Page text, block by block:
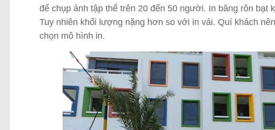
để chụp ảnh tập thể trên 20 đến 50 người. In băng rôn bạt
Tuy nhiên khối lượng nặng hơn so với in vải. Quí khách
chọn mô hình in.